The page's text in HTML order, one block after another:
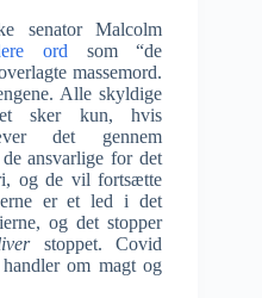
senator Malcolm
ord som “de
massemord.
Alle skyldige
sker kun, hvis
det gennem
ansvarlige for det
og de vil fortsætte
er et led i det
og det stopper
stoppet. Covid
om magt og